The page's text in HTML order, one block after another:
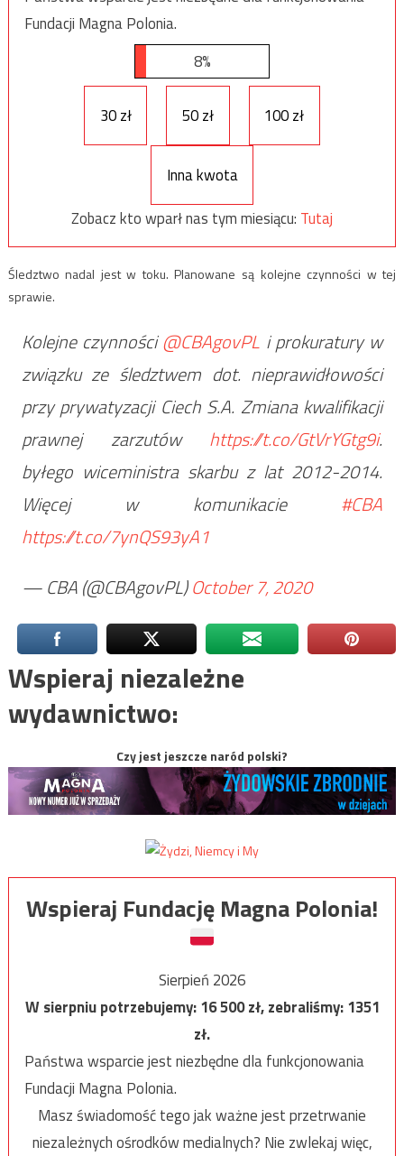
Fundacji Magna Polonia.
8%
30 zł 50 zł 100 zł
Inna kwota
Zobacz kto wparł nas tym miesiącu: Tutaj
Śledztwo nadal jest w toku. Planowane są kolejne czynności w tej
sprawie.
Kolejne czynności@CBAgovPL i prokuratury w
związku ze śledztwem dot. nieprawidłowości
przy prywatyzacji Ciech S.A. Zmiana kwalifikacji
prawnej zarzutów https://t.co/GtVrYGtg9i.
byłego wiceministra skarbu z lat 2012-2014.
Więcej w komunikacie #CBA
https://t.co/7ynQS93yA1
— CBA (@CBAgovPL)October 7, 2020
Wspieraj niezależne
wydawnictwo:
Czy jest jeszcze naród polski?
Wspieraj Fundację Magna Polonia!
Sierpień 2026
W sierpniu potrzebujemy:16 500zł, zebraliśmy:1351
zł.
Państwa wsparcie jest niezbędne dla funkcjonowania
Fundacji Magna Polonia.
Masz świadomość tego jak ważne jest przetrwanie
niezależnych ośrodków medialnych? Nie zwlekaj więc,